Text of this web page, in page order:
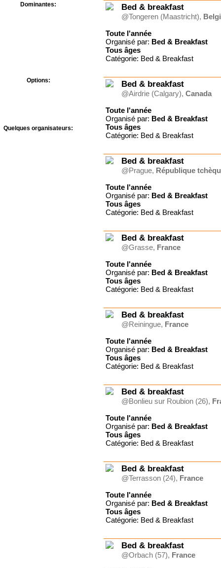
Dominantes:
Options:
Quelques organisateurs:
Bed & breakfast
@Tongeren (Maastricht),
Toute l'année
Organisé par: Bed & Breakfast
Tous âges
Catégorie: Bed & Breakfast
Bed & breakfast
@Airdrie (Calgary), Canada
Toute l'année
Organisé par: Bed & Breakfast
Tous âges
Catégorie: Bed & Breakfast
Bed & breakfast
@Prague, République
Toute l'année
Organisé par: Bed & Breakfast
Tous âges
Catégorie: Bed & Breakfast
Bed & breakfast
@Grasse, France
Toute l'année
Organisé par: Bed & Breakfast
Tous âges
Catégorie: Bed & Breakfast
Bed & breakfast
@Reiningue, France
Toute l'année
Organisé par: Bed & Breakfast
Tous âges
Catégorie: Bed & Breakfast
Bed & breakfast
@Bonlieu sur Roubion (26),
Toute l'année
Organisé par: Bed & Breakfast
Tous âges
Catégorie: Bed & Breakfast
Bed & breakfast
@Terrasson (24), France
Toute l'année
Organisé par: Bed & Breakfast
Tous âges
Catégorie: Bed & Breakfast
Bed & breakfast
@Orbach (57), France